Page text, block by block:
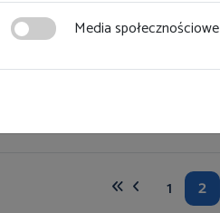
praktyk
1 2
Media społecznościowe